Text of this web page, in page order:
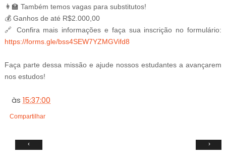
👩‍🏫 Também temos vagas para substitutos!
💰 Ganhos de até R$2.000,00
🔗 Confira mais informações e faça sua inscrição no formulário:
https://forms.gle/bss4SEW7YZMGVifd8
Faça parte dessa missão e ajude nossos estudantes a avançarem
nos estudos!
às15:37:00
Compartilhar
‹ ›